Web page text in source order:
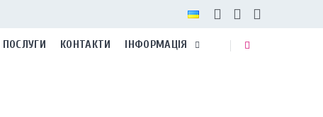
ПОСЛУГИ КОНТАКТИ ІНФОРМАЦІЯ